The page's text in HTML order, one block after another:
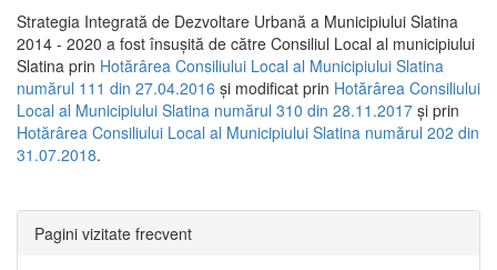
Strategia Integrată de Dezvoltare Urbană a Municipiului Slatina
2014 - 2020 a fost însuşită de către Consiliul Local al municipiului
Slatina prin Hotărârea Consiliului Local al Municipiului Slatina
numărul 111 din 27.04.2016 și modificat prin Hotărârea Consiliului
Local al Municipiului Slatina numărul 310 din 28.11.2017 și prin
Hotărârea Consiliului Local al Municipiului Slatina numărul 202 din
31.07.2018.
Pagini vizitate frecvent